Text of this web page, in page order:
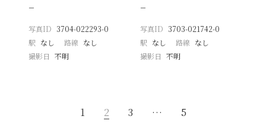
−
写真ID 3704-022293-0
駅 なし 路線 なし
撮影日
不明
−
写真ID 3703-021742-0
駅 なし 路線 なし
撮影日 不明
1 2 3 … 5